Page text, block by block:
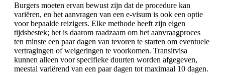
Burgers moeten ervan bewust zijn dat de procedure kan
variëren, en het aanvragen van een e-visum is ook een optie
voor bepaalde reizigers. Elke methode heeft zijn eigen
tijdsbestek; het is daarom raadzaam om het aanvraagproces
ten minste een paar dagen van tevoren te starten om eventuele
vertragingen of weigeringen te voorkomen. Transitvisa
kunnen alleen voor specifieke duurten worden afgegeven,
meestal variërend van een paar dagen tot maximaal 10 dagen.